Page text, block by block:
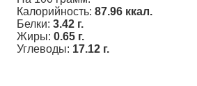
Калорийность: 87.96 ккал.
Белки: 3.42 г.
Жиры: 0.65 г.
Углеводы: 17.12 г.